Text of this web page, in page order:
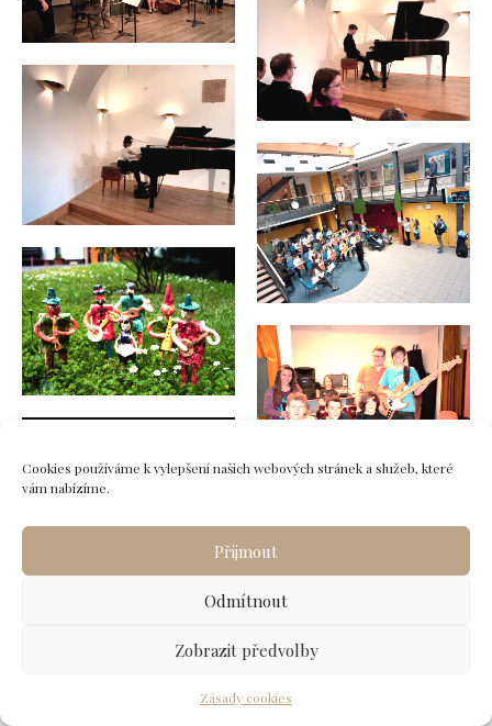
Cookies používáme k vylepšení našich webových stránek a služeb, které
vám nabízíme.
Přijmout
Odmítnout
Zobrazit předvolby
Zásady cookies